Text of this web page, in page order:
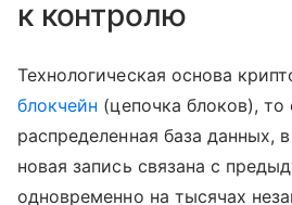
к контролю
Технологическая основа
блокчейн (цепочка блоков), то
распределенная база данных,
новая запись связана с
одновременно на тысячах